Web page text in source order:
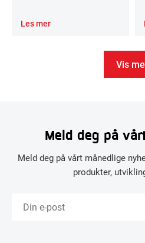
Les mer
Vis
Meld deg på
Meld deg på vårt månedlige
produkter,